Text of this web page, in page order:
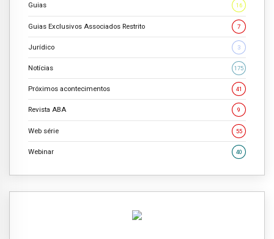
Guias 16
Guias Exclusivos Associados Restrito 7
Jurídico 3
Notícias 175
Próximos acontecimentos 41
Revista ABA 9
Web série 55
Webinar 40